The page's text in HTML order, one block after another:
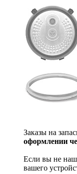
Заказы на
оформлении
Если вы не
вашего